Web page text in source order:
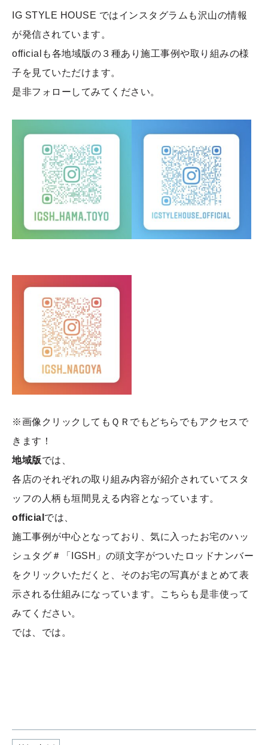
IG STYLE HOUSE ではインスタグラムも沢山の情報
が発信されています。
officialも各地域版の３種あり施工事例や取り組みの様
子を見ていただけます。
是非フォローしてみてください。
※画像クリックしてもＱＲでもどちらでもアクセスで
きます！
地域版では、
各店のそれぞれの取り組み内容が紹介されていてスタ
ッフの人柄も垣間見える内容となっています。
official では、
施工事例が中心となっており、気に入ったお宅のハッ
シュタグ＃「IGSH」の頭文字がついたロッドナンバー
をクリックいただくと、そのお宅の写真がまとめて表
示される仕組みになっています。こちらも是非使って
みてください。
では、では。